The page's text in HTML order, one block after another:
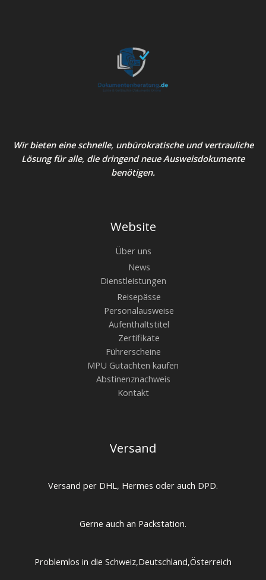
Wir bieten eine schnelle, unbürokratische und vertrauliche
Lösung für alle, die dringend neue Ausweisdokumente
benötigen.
Website
Über uns
News
Dienstleistungen
Reisepässe
Personalausweise
Aufenthaltstitel
Zertifikate
Führerscheine
MPU Gutachten kaufen
Abstinenznachweis
Kontakt
Versand
Versand per DHL, Hermes oder auch DPD.
Gerne auch an Packstation.
Problemlos in die Schweiz,Deutschland,Österreich